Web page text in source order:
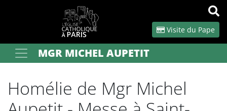
Visite du Pape
Votre rechercheMGR MICHEL AUPETIT
Homélie de Mgr Michel
Panneau de gestion des cookies